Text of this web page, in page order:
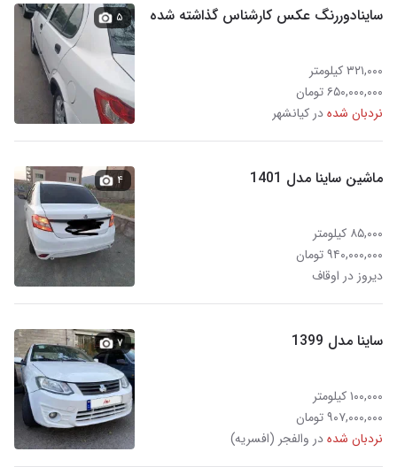
ساینادوررنگ عکس کارشناس گذاشته شده
۳۲۱,۰۰۰ کیلومتر
۶۵۰,۰۰۰,۰۰۰ تومان
نردبان شدهدر کیانشهر
۵
ماشین ساینا مدل 1401
۸۵,۰۰۰ کیلومتر
۹۴۰,۰۰۰,۰۰۰ تومان
دیروز در اوقاف
۴
ساینا مدل 1399
۱۰۰,۰۰۰ کیلومتر
۹۰۷,۰۰۰,۰۰۰ تومان
نردبان شدهدر والفجر (افسریه)
۷